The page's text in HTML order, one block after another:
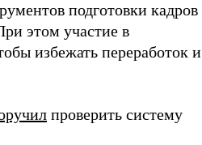
подготовки кадров
этом участие в
избежать переработок и
проверить систему